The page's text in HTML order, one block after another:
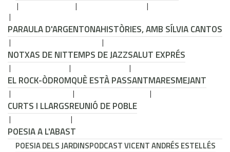
PARAULA D'ARGENTONAHISTÒRIES, AMB SÍLVIA CANTOS
NOTXAS DE NITTEMPS DE JAZZSALUT EXPRÉS
EL ROCK-ÒDROMQUÈ ESTÀ PASSANTMARESMEJANT
CURTS I LLARGSREUNIÓ DE POBLE
POESIA A L'ABAST
POESIA DELS JARDINSPODCAST VICENT ANDRÉS ESTELLÉS